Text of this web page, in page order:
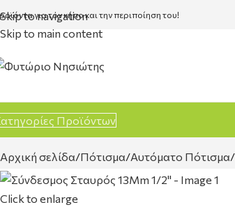
Skip to navigation
Skip to main content
για τον κήπο και την περιποίηση του!
Προϊόντων
Αρχική σελίδα Πότισμα Αυτόματο Πότισμα
Click to enlarge